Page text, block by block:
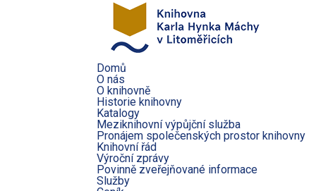
Domů
O nás
O knihovně
Historie knihovny
Katalogy
Meziknihovní výpůjční služba
Pronájem společenských prostor knihovny
Knihovní řád
Výroční zprávy
Povinně zveřejňované informace
Služby